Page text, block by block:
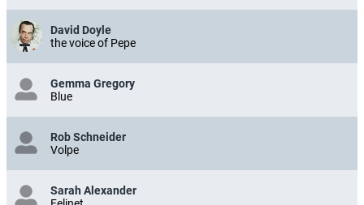
David Doyle
the voice of Pepe
Gemma Gregory
Blue
Rob Schneider
Volpe
Sarah Alexander